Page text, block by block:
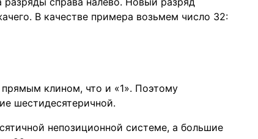
В качестве примера возьмем число 32:
клином, что и «1». Поэтому
шестидесятеричной.
непозиционной системе, а большие